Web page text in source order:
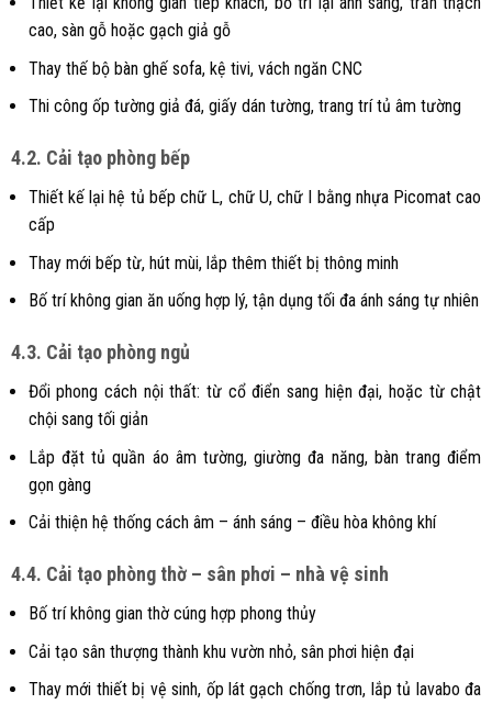
cao, sàn gỗ hoặc gạch giả gỗ
Thay thế bộ bàn ghế sofa, kệ tivi, vách ngăn CNC
Thi công ốp tường giả đá, giấy dán tường, trang trí tủ âm tường
4.2. Cải tạo phòng bếp
Thiết kế lại hệ tủ bếp chữ L, chữ U, chữ I bằng nhựa Picomat cao
cấp
Thay mới bếp từ, hút mùi, lắp thêm thiết bị thông minh
Bố trí không gian ăn uống hợp lý, tận dụng tối đa ánh sáng tự nhiên
4.3. Cải tạo phòng ngủ
Đổi phong cách nội thất: từ cổ điển sang hiện đại, hoặc từ chật
chội sang tối giản
Lắp đặt tủ quần áo âm tường, giường đa năng, bàn trang điểm
gọn gàng
Cải thiện hệ thống cách âm – ánh sáng – điều hòa không khí
4.4. Cải tạo phòng thờ – sân phơi – nhà vệ sinh
Bố trí không gian thờ cúng hợp phong thủy
Cải tạo sân thượng thành khu vườn nhỏ, sân phơi hiện đại
Thay mới thiết bị vệ sinh, ốp lát gạch chống trơn, lắp tủ lavabo đa